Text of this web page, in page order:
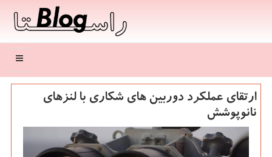
منو
ارتقای عملكرد دوربین های شكاری با لنزهای
نانوپوشش